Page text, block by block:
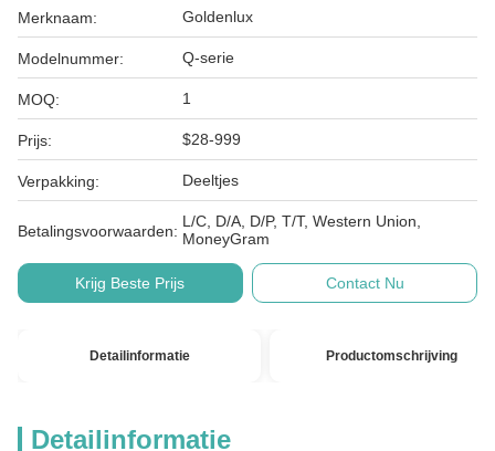
Merknaam: Goldenlux
Modelnummer: Q-serie
MOQ: 1
Prijs: $28-999
Verpakking: Deeltjes
Betalingsvoorwaarden:
L/C, D/A, D/P, T/T, Western Union,
MoneyGram
Krijg Beste Prijs Contact Nu
Detailinformatie Productomschrijving
Detailinformatie